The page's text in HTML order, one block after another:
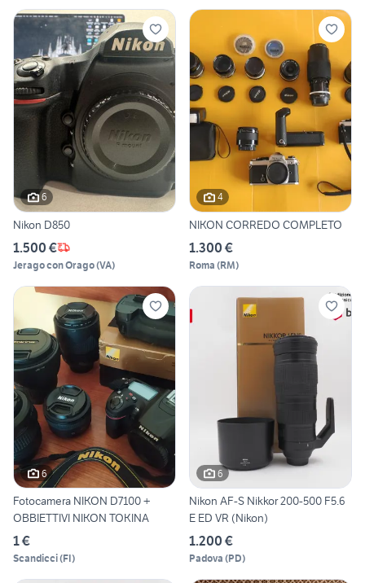
6
Nikon D850
1.500 €
Jerago con Orago(VA)
4
NIKON CORREDO COMPLETO
1.300 €
Roma (RM)
6
Fotocamera NIKON D7100 +
OBBIETTIVI NIKON TOKINA
1 €
Scandicci(FI)
6
Nikon AF-S Nikkor 200-500 F5.6
E ED VR (Nikon)
1.200 €
Padova (PD)